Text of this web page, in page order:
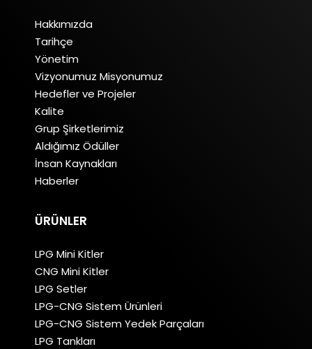
Hakkımızda
Tarihçe
Yönetim
Vizyonumuz Misyonumuz
Hedefler ve Projeler
Kalite
Grup Şirketlerimiz
Aldığımız Ödüller
İnsan Kaynakları
Haberler
ÜRÜNLER
LPG Mini Kitler
CNG Mini Kitler
LPG Setler
LPG-CNG Sistem Ürünleri
LPG-CNG Sistem Yedek Parçaları
LPG Tankları